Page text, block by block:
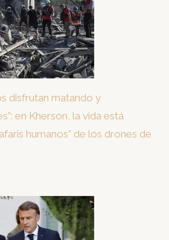
disfrutan matando y
en Kherson, la vida está
humanos” de los drones de